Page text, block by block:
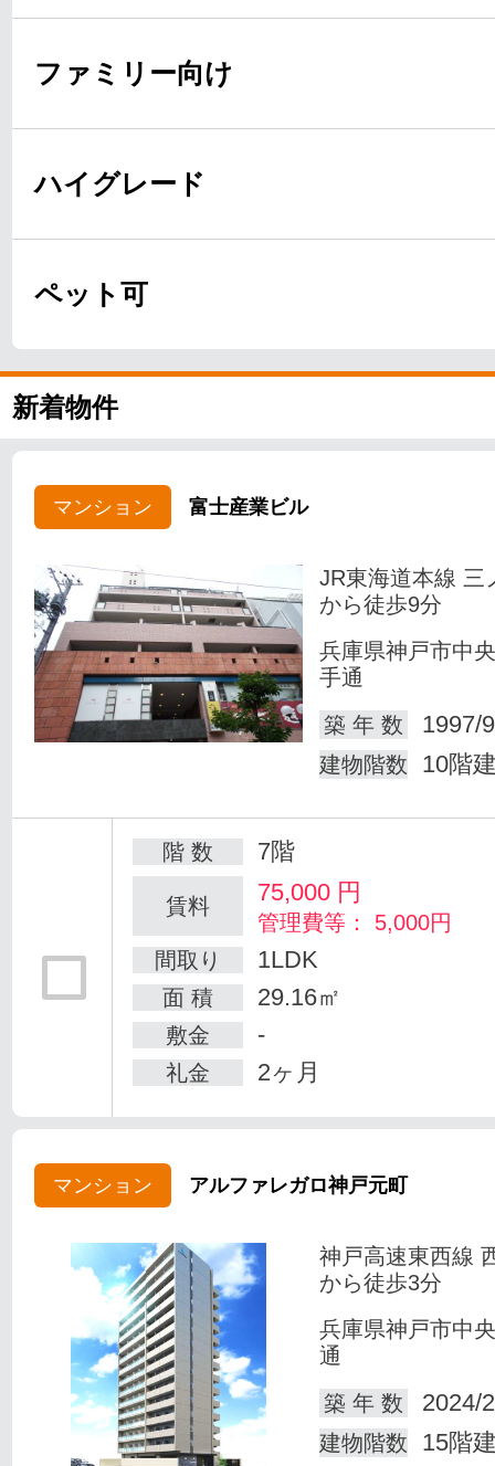
ファミリー向け
ハイグレード
ペット可
新着物件
マンション 富士産業ビル
JR東海道本線 三
から徒歩9分
兵庫県神戸市中
手通
築 年 数
1997/
建物階数 10階
階 数 7階
賃料 75,000 円
管理費等： 5,000円
間取り
1LDK
面 積 29.16㎡
敷金 -
礼金 2ヶ月
マンション アルファレガロ神戸元町
神戸高速東西線
から徒歩3分
兵庫県神戸市中
通
築 年 数
2024/
建物階数 15階